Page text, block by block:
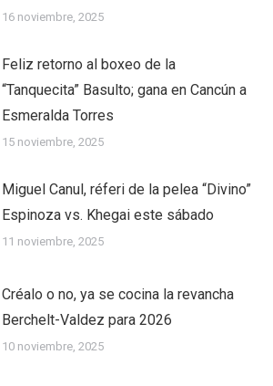
16 noviembre, 2025
Feliz retorno al boxeo de la
“Tanquecita” Basulto; gana en Cancún a
Esmeralda Torres
15 noviembre, 2025
Miguel Canul, réferi de la pelea “Divino”
Espinoza vs. Khegai este sábado
11 noviembre, 2025
Créalo o no, ya se cocina la revancha
Berchelt-Valdez para 2026
10 noviembre, 2025